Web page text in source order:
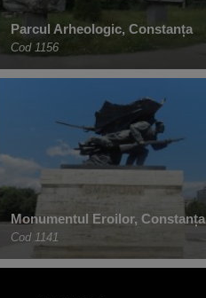
Parcul Arheologic, Constanța
Cod 1156
Monumentul Eroilor, Constanța
Cod 1141